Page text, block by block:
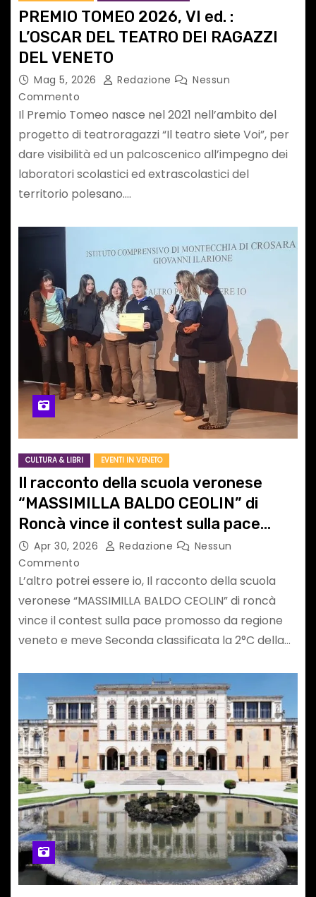
PREMIO TOMEO 2026, VI ed. :
L’OSCAR DEL TEATRO DEI RAGAZZI
DEL VENETO
Mag 5, 2026 Redazione
Nessun
Commento
Il Premio Tomeo nasce nel 2021 nell’ambito del
progetto di teatroragazzi “Il teatro siete Voi”, per
dare visibilità ed un palcoscenico all’impegno dei
laboratori scolastici ed extrascolastici del
territorio polesano.…
CULTURA & LIBRI EVENTI IN VENETO
Il racconto della scuola veronese
“MASSIMILLA BALDO CEOLIN” di
Roncà vince il contest sulla pace
promosso da Regione Veneto e Meve
Apr 30, 2026 Redazione
Nessun
Commento
L’altro potrei essere io, Il racconto della scuola
veronese “MASSIMILLA BALDO CEOLIN” di roncà
vince il contest sulla pace promosso da regione
veneto e meve Seconda classificata la 2°C della…